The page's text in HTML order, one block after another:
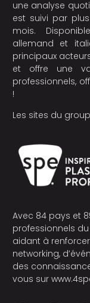
une analyse
est suivi par
mois.
allemand et
principaux
et offre une
professionnels,
!
Les sites du
Avec 84 pays et
professionnels
aidant à
networking,
des
vous sur